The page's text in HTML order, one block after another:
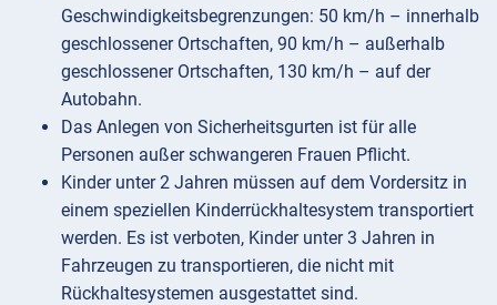
Geschwindigkeitsbegrenzungen: 50 km/h – innerhalb
geschlossener Ortschaften, 90 km/h – außerhalb
geschlossener Ortschaften, 130 km/h – auf der
Autobahn.
Das Anlegen von Sicherheitsgurten ist für alle
Personen außer schwangeren Frauen Pflicht.
Kinder unter 2 Jahren müssen auf dem Vordersitz in
einem speziellen Kinderrückhaltesystem transportiert
werden. Es ist verboten, Kinder unter 3 Jahren in
Fahrzeugen zu transportieren, die nicht mit
Rückhaltesystemen ausgestattet sind.